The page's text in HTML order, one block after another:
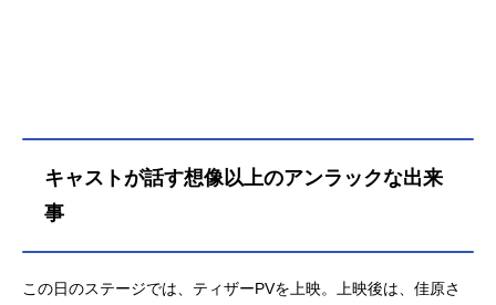
キャストが話す想像以上のアンラックな出来
事
この日のステージでは、ティザーPVを上映。上映後は、佳原さ